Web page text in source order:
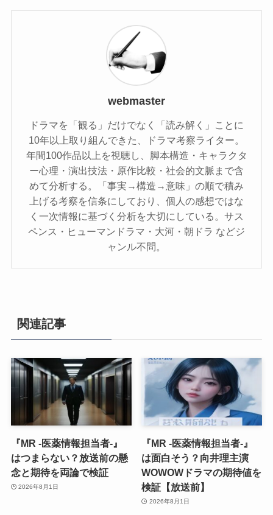
webmaster
ドラマを「観る」だけでなく「読み解く」ことに
10年以上取り組んできた、ドラマ考察ライター。
年間100作品以上を視聴し、脚本構造・キャラクタ
ー心理・演出技法・原作比較・社会的文脈まで含
めて分析する。「事実→構造→意味」の順で積み
上げる考察を信条にしており、個人の感想ではな
く一次情報に基づく分析を大切にしている。サス
ペンス・ヒューマンドラマ・大河・朝ドラ などジ
ャンル不問。
関連記事
『MR -医薬情報担当者-』
はつまらない？放送前の懸
念と期待を両論で検証
2026年8月1日
『MR -医薬情報担当者-』
は面白そう？向井理主演
WOWOWドラマの期待値を
検証【放送前】
2026年8月1日